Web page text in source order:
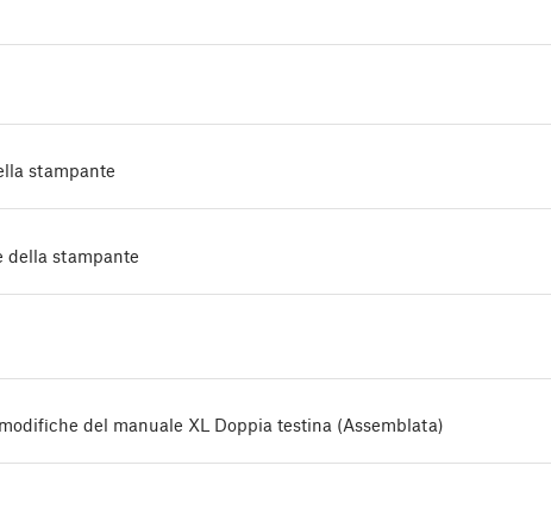
stampante
della stampante
del manuale XL Doppia testina (Assemblata)